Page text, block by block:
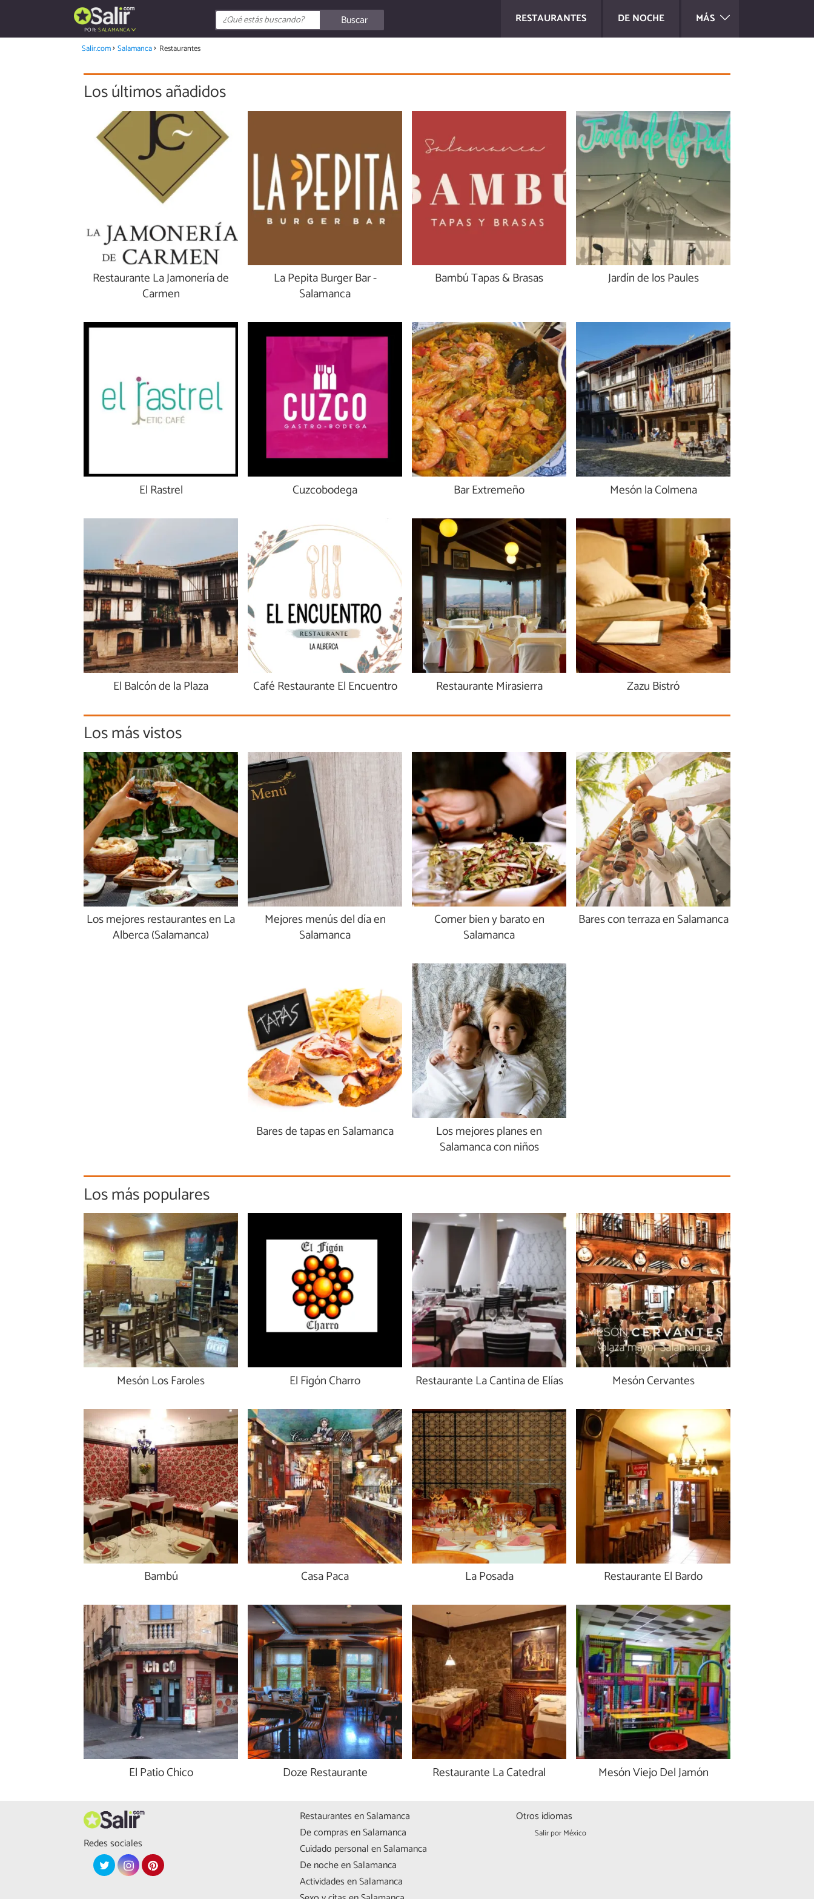
RESTAURANTES DE NOCHE MÁS
POR:SALAMANCA
Buscar
Salir.com Salamanca Restaurantes
Los últimos añadidos
Restaurante La Jamonería de
Carmen
La Pepita Burger Bar -
Salamanca
Bambú Tapas & Brasas Jardín de los Paules
El Rastrel Cuzcobodega Bar Extremeño Mesón la Colmena
El Balcón de la Plaza Café Restaurante El Encuentro Restaurante Mirasierra Zazu Bistró
Los más vistos
Los mejores restaurantes en La
Alberca (Salamanca)
Mejores menús del día en
Salamanca
Comer bien y barato en
Salamanca
Bares con terraza en Salamanca
Bares de tapas en Salamanca
Los mejores planes en
Salamanca con niños
Los más populares
Mesón Los Faroles El Figón Charro Restaurante La Cantina de Elías Mesón Cervantes
Bambú Casa Paca La Posada Restaurante El Bardo
El Patio Chico Doze Restaurante Restaurante La Catedral Mesón Viejo Del Jamón
Redes sociales
Restaurantes en Salamanca
De compras en Salamanca
Cuidado personal en Salamanca
De noche en Salamanca
Actividades en Salamanca
Otros idiomas
Salir por México